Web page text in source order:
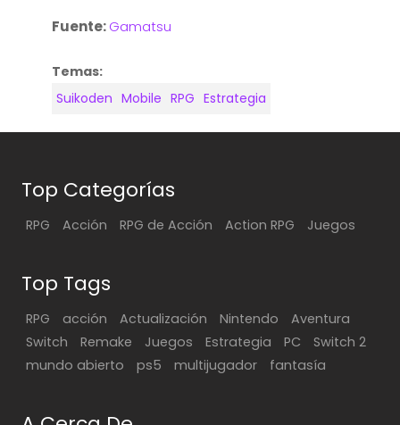
Fuente:Gamatsu
Temas:
Suikoden Mobile RPG Estrategia
Top Categorías
RPG Acción RPG de Acción Action RPG Juegos
Top Tags
RPG acción Actualización Nintendo
Aventura
Switch
Remake Juegos Estrategia PC
Switch 2
mundo abierto
ps5 multijugador fantasía